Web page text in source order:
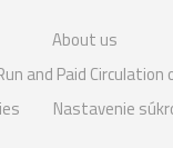
About us
and Paid Circulation
Nastavenie